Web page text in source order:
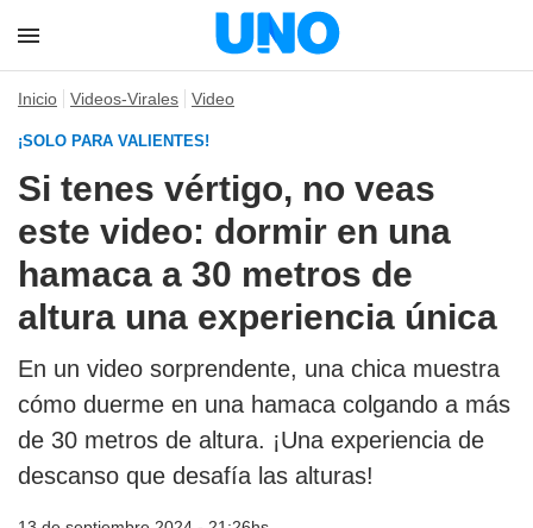
Inicio Videos-Virales Video
¡SOLO PARA VALIENTES!
Si tenes vértigo, no veas
este video: dormir en una
hamaca a 30 metros de
altura una experiencia única
En un video sorprendente, una chica muestra
cómo duerme en una hamaca colgando a más
de 30 metros de altura. ¡Una experiencia de
descanso que desafía las alturas!